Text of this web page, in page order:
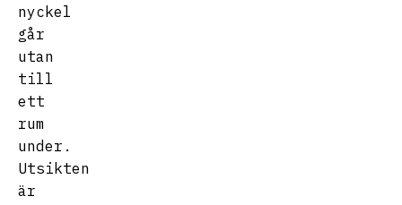
nyckel
går
utan
till
ett
rum
under.
Utsikten
är